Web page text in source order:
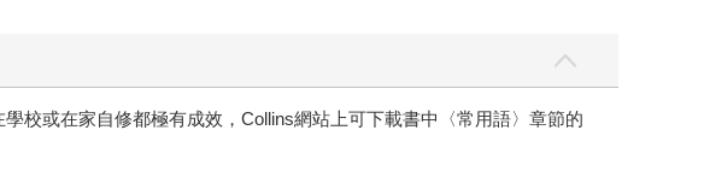
校或在家自修都極有成效，Collins網站上可下載書中〈常用語〉章節的